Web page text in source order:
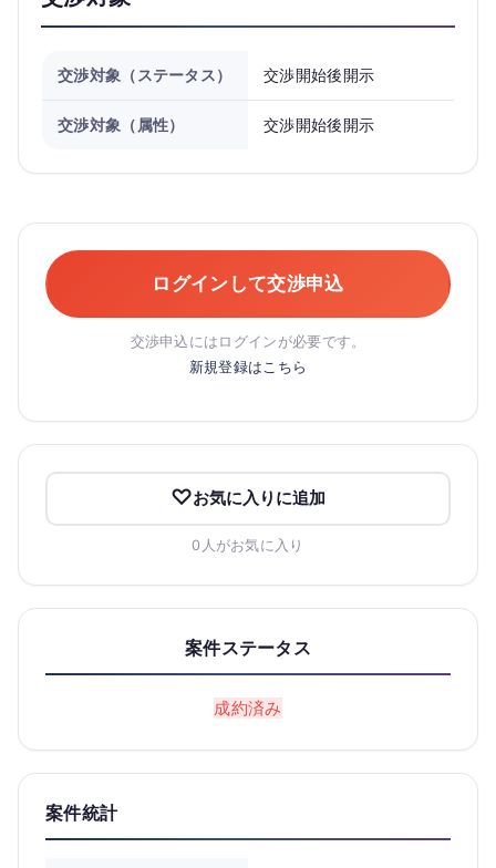
交渉対象（ステータス） 交渉開始後開示
交渉対象（属性） 交渉開始後開示
ログインして交渉申込
交渉申込にはログインが必要です。
新規登録はこちら
お気に入りに追加
0人がお気に入り
案件ステータス
成約済み
案件統計